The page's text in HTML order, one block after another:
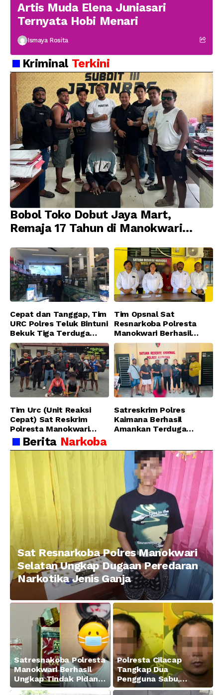
Artis Muda Elena Juniasari
Ternyata Hobi Menari
Ismaya Rosita
Kriminal Terkini
Bobol Toko Dobut Jaya Mart,
Remaja 17 Tahun di Manokwari
Jatanras Polda Papua Barat
Cepat dan Tanggap, Tim
URC Polres Teluk Bintuni
Bekuk Tiga Terduga
Pelaku Pencurian di SMA
Sanawesen
Tim Opsnal Sat
Resnarkoba Polresta
Manokwari Berhasil
Ungkap Kasus Tindak
Pidana Narkotika
Golongan I Jenis Shabu
di SP 4 Distrik Prafi kab.
Manokwari
Tim Urc (Unit Reaksi
Cepat) Sat Reskrim
Polresta Manokwari
Berhasil Tangkap 2
Pelaku Pengeroyokan di
Taman Ria kab.
Manokwari
Satreskrim Polres
Kaimana Berhasil
Amankan Terduga
Tajam
Berita Narkoba
Sat Resnarkoba Polres Manokwari
Selatan Ungkap Dugaan Peredaran
Narkotika Jenis Ganja
Satresnakoba Polresta
Manokwari Berhasil
Ungkap Tindak Pidana
Narkotika Golongan I
Polresta Cilacap
Tangkap Dua
Pengguna Sabu,
Amankan Paket 0,34